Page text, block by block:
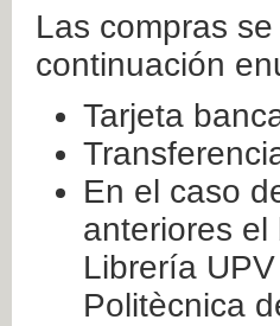
Las compras
continuación
Tarjeta
En el caso
anteriores
Librería
Politècnica